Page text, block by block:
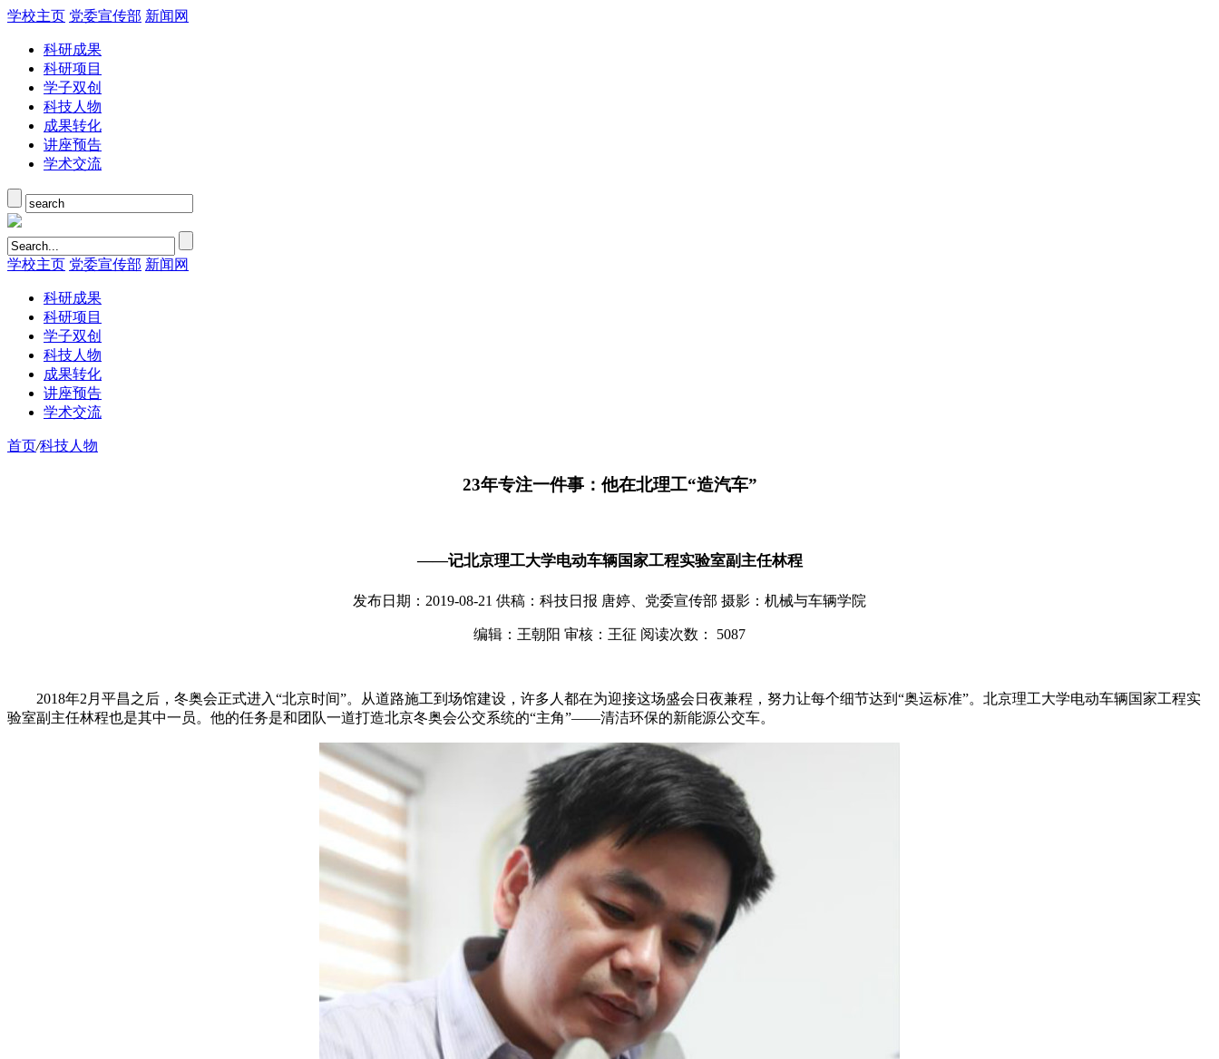
学校主页 党委宣传部 新闻网
科研成果
科研项目
学子双创
科技人物
成果转化
讲座预告
学术交流
学校主页 党委宣传部 新闻网
科研成果
科研项目
学子双创
科技人物
成果转化
讲座预告
学术交流
首页/科技人物
23年专注一件事：他在北理工“造汽车”
——记北京理工大学电动车辆国家工程实验室副主任林程
发布日期：2019-08-21 供稿：科技日报 唐婷、党委宣传部 摄影：机械与车辆学院
编辑：王朝阳 审核：王征 阅读次数： 5087
2018年2月平昌之后，冬奥会正式进入“北京时间”。从道路施工到场馆建设，许多人都在为迎接这场盛会日夜兼程，努力让每个细节达到“奥运标准”。北京理工大学电动车辆国家工程实
验室副主任林程也是其中一员。他的任务是和团队一道打造北京冬奥会公交系统的“主角”——清洁环保的新能源公交车。